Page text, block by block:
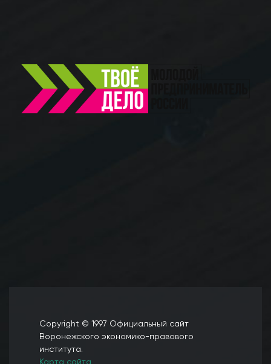
Copyright © 1997 Официальный сайт
Воронежского экономико-правового
института.
Карта сайта